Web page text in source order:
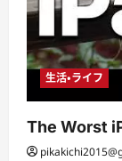
生活・ライフ
The Worst